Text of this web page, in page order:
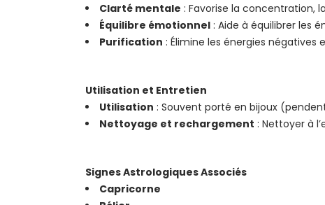
Clarté mentale : Favorise la concentration,
Équilibre émotionnel : Aide à équilibrer les
Purification : Élimine les énergies négatives
Utilisation et Entretien
Utilisation : Souvent porté en bijoux
Nettoyage et rechargement : Nettoyer à
Signes Astrologiques Associés
Capricorne